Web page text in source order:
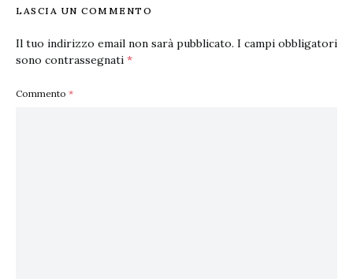
LASCIA UN COMMENTO
Il tuo indirizzo email non sarà pubblicato. I campi obbligatori
sono contrassegnati *
Commento *